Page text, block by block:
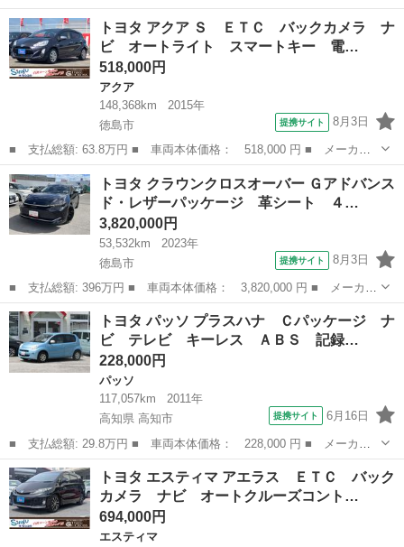
ー名： トヨタ ■ 車種名： ルーミー ■ グレード名： カスタム
Ｇ Ｓ スマートアシスト・純正ナビ・クルーズコントロール・両側
パワース...
徳島 徳島市 トヨタ
トヨタ アクア Ｓ ＥＴＣ バックカメラ ナ
ビ オートライト スマートキー 電…
518,000円
アクア
148,368km
2015年
徳島市
提携サイト 8月3日
■ 支払総額: 63.8万円 ■ 車両本体価格： 518,000 円 ■ メーカー
名： トヨタ ■ 車種名： アクア ■ グレード名： Ｓ ＥＴＣ
バックカメラ ナビ オートライト スマートキー 電動格納ミラ
ー ＣＶＴ 衝...
徳島 徳島市 アクア
トヨタ クラウンクロスオーバー Ｇアドバンス
ド・レザーパッケージ 革シート ４…
3,820,000円
53,532km
2023年
徳島市
提携サイト 8月3日
■ 支払総額: 396万円 ■ 車両本体価格： 3,820,000 円 ■ メーカー
名： トヨタ ■ 車種名： クラウンクロスオーバー ■ グレード
名： Ｇアドバンスド・レザーパッケージ 革シート ４ＷＤ フル
セグ メモリ...
徳島 徳島市 トヨタ
トヨタ パッソ プラスハナ Ｃパッケージ ナ
ビ テレビ キーレス ＡＢＳ 記録…
228,000円
パッソ
117,057km
2011年
高知県 高知市
提携サイト 6月16日
■ 支払総額: 29.8万円 ■ 車両本体価格： 228,000 円 ■ メーカー
名： トヨタ ■ 車種名： パッソ ■ グレード名： プラスハナ
Ｃパッケージ ナビ テレビ キーレス ＡＢＳ 記録簿 禁煙車
■ 排気量：...
高知 高知市 パッソ
トヨタ エスティマ アエラス ＥＴＣ バック
カメラ ナビ オートクルーズコント…
694,000円
エスティマ